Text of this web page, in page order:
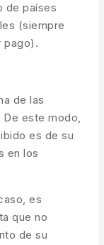
de países
(siempre
pago).
de las
De este modo,
es de su
en los
es
que no
de su